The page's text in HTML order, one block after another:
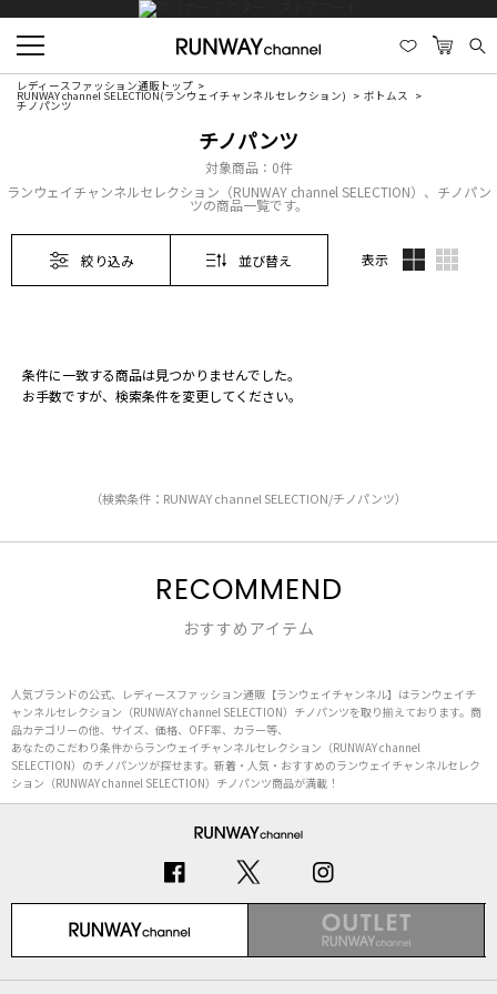
レディースファッション通販トップ
RUNWAY channel SELECTION(ランウェイチャンネルセレクション) ボトムス
チノパンツ
チノパンツ
対象商品： 0件
ランウェイチャンネルセレクション（RUNWAY channel SELECTION）、チノパン
ツの商品一覧です。
絞り込み 並び替え 表示
条件に一致する商品は見つかりませんでした。
お手数ですが、検索条件を変更してください。
（検索条件：RUNWAY channel SELECTION/チノパンツ）
RECOMMEND
おすすめアイテム
人気ブランドの公式、レディースファッション通販【ランウェイチャンネル】はランウェイチ
ャンネルセレクション（RUNWAY channel SELECTION）チノパンツを取り揃えております。商
品カテゴリーの他、サイズ、価格、OFF率、カラー等、
あなたのこだわり条件からランウェイチャンネルセレクション（RUNWAY channel
SELECTION）のチノパンツが探せます。新着・人気・おすすめのランウェイチャンネルセレク
ション（RUNWAY channel SELECTION）チノパンツ商品が満載！